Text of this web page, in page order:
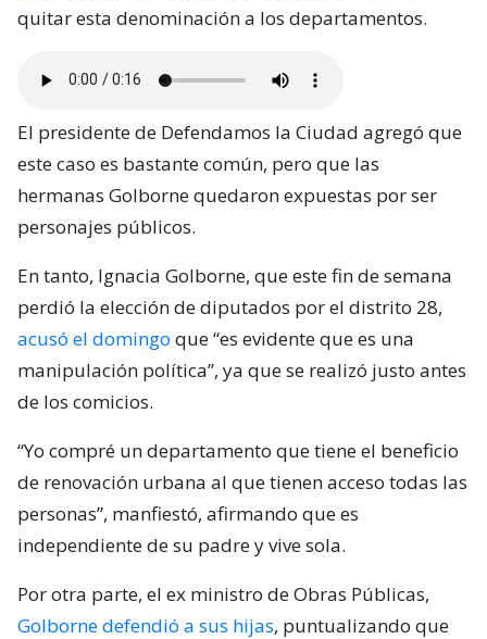
quitar esta denominación a los departamentos.
El presidente de Defendamos la Ciudad agregó que
este caso es bastante común, pero que las
hermanas Golborne quedaron expuestas por ser
personajes públicos.
En tanto, Ignacia Golborne, que este fin de semana
perdió la elección de diputados por el distrito 28,
acusó el domingo que “es evidente que es una
manipulación política”, ya que se realizó justo antes
de los comicios.
“Yo compré un departamento que tiene el beneficio
de renovación urbana al que tienen acceso todas las
personas”, manfiestó, afirmando que es
independiente de su padre y vive sola.
Por otra parte, el ex ministro de Obras Públicas,
Golborne defendió a sus hijas, puntualizando que